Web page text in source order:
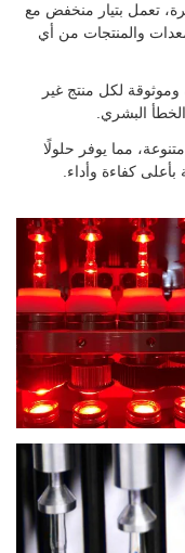
تعمل بتيار منخفض مع
والمنتجات من أي
لكل منتج غير
البشري.
مما يوفر حلولًا
كفاءة وأداء.